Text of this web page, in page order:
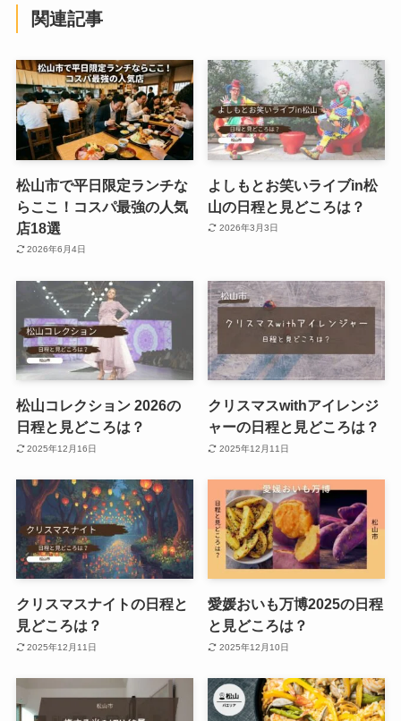
関連記事
松山市で平日限定ランチな
らここ！コスパ最強の人気
店18選
2026年6月4日
よしもとお笑いライブin松
山の日程と見どころは？
2026年3月3日
松山コレクション 2026の
日程と見どころは？
2025年12月16日
クリスマスwithアイレンジ
ャーの日程と見どころは？
2025年12月11日
クリスマスナイトの日程と
見どころは？
2025年12月11日
愛媛おいも万博2025の日程
と見どころは？
2025年12月10日